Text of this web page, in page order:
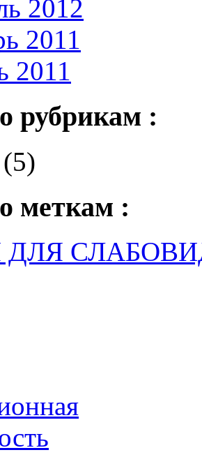
2012
2011
2011
рубрикам :
(5)
меткам :
ДЛЯ